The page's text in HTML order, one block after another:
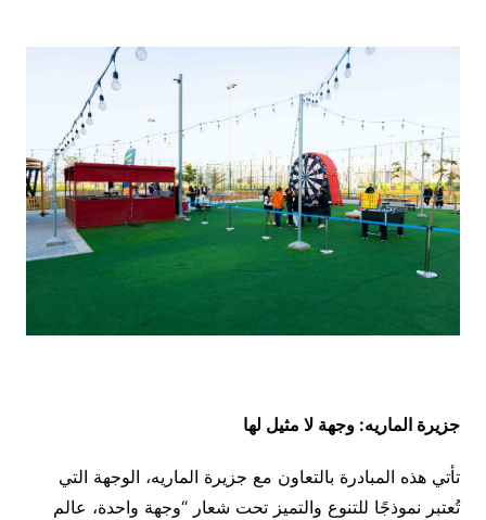
جزيرة الماريه: وجهة لا مثيل لها
تأتي هذه المبادرة بالتعاون مع جزيرة الماريه، الوجهة التي
تُعتبر نموذجًا للتنوع والتميز تحت شعار “وجهة واحدة، عالم